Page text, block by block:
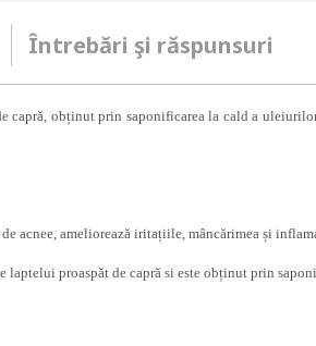
Întrebări şi răspunsuri
capră, obținut prin saponificarea la cald a
acnee, ameliorează iritațiile, mâncărimea și
proaspăt de capră si este obținut prin